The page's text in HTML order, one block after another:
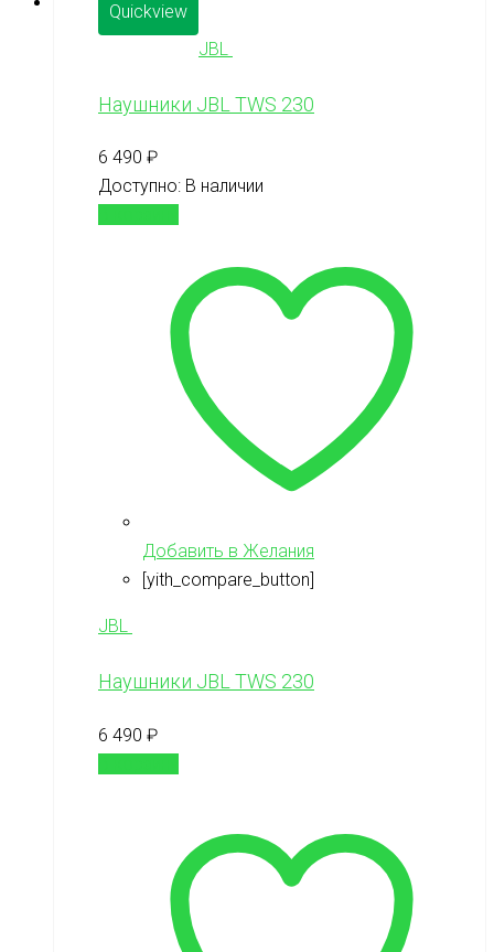
Quickview
JBL
Наушники JBL TWS 230
6 490 ₽
Доступно: В наличии
Добавить в Желания
[yith_compare_button]
JBL
Наушники JBL TWS 230
6 490 ₽